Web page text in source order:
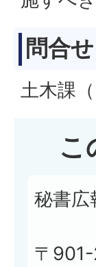
問合せ
土木課
こ
秘書広
〒